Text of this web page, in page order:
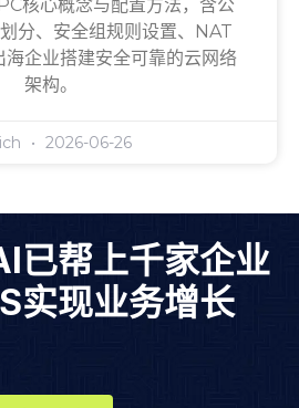
核心概念与配置方法，含公
分、安全组规则设置、NAT
海企业搭建安全可靠的云网络
架构。
2026-06-26
已帮上千家企业
实现业务增长